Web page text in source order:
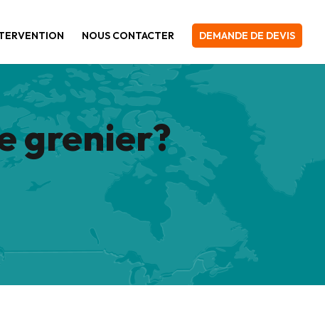
NOUS CONTACTER DEMANDE DE DEVIS
grenier?